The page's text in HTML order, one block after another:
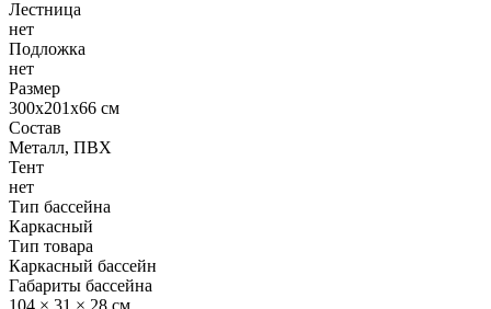
Лестница
нет
Подложка
нет
Размер
300х201х66 см
Состав
Металл, ПВХ
Тент
нет
Тип бассейна
Каркасный
Тип товара
Каркасный бассейн
Габариты бассейна
104 × 31 × 28 см